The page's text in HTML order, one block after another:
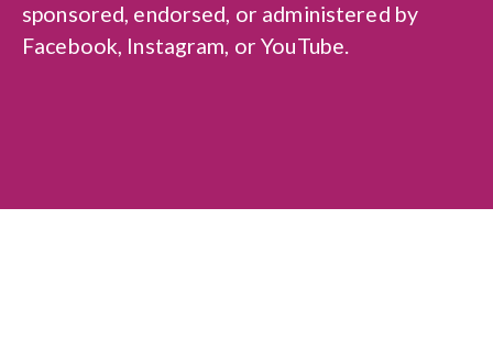
sponsored, endorsed, or administered by
Facebook, Instagram, or YouTube.